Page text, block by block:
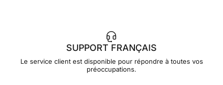
SUPPORT FRANÇAIS
Le service client est disponible pour répondre à toutes vos
préoccupations.